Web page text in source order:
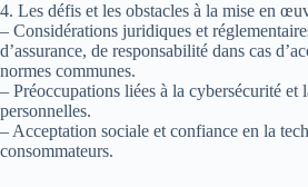
4. Les défis et les obstacles à la mise en
– Considérations juridiques et
d’assurance, de responsabilité dans cas
normes communes.
– Préoccupations liées à la cybersécurité et
personnelles.
– Acceptation sociale et confiance en la
consommateurs.